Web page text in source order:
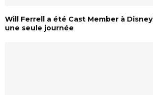
Will Ferrell a été Cast Member à
une seule journée